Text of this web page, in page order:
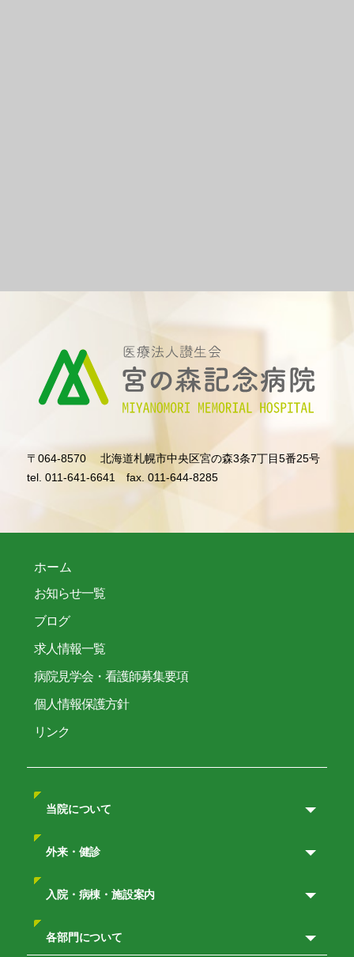
〒064-8570
北海道札幌市中央区宮の森3条7丁目5番25号
tel. 011-641-6641
fax. 011-644-8285
ホーム
お知らせ一覧
ブログ
求人情報一覧
病院見学会・看護師募集要項
個人情報保護方針
リンク
当院について
外来・健診
入院・病棟・施設案内
各部門について